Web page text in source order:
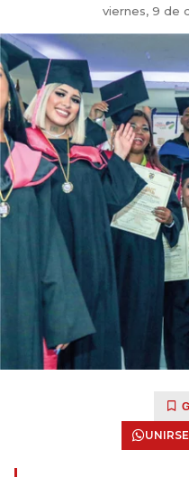
viernes, 9 de